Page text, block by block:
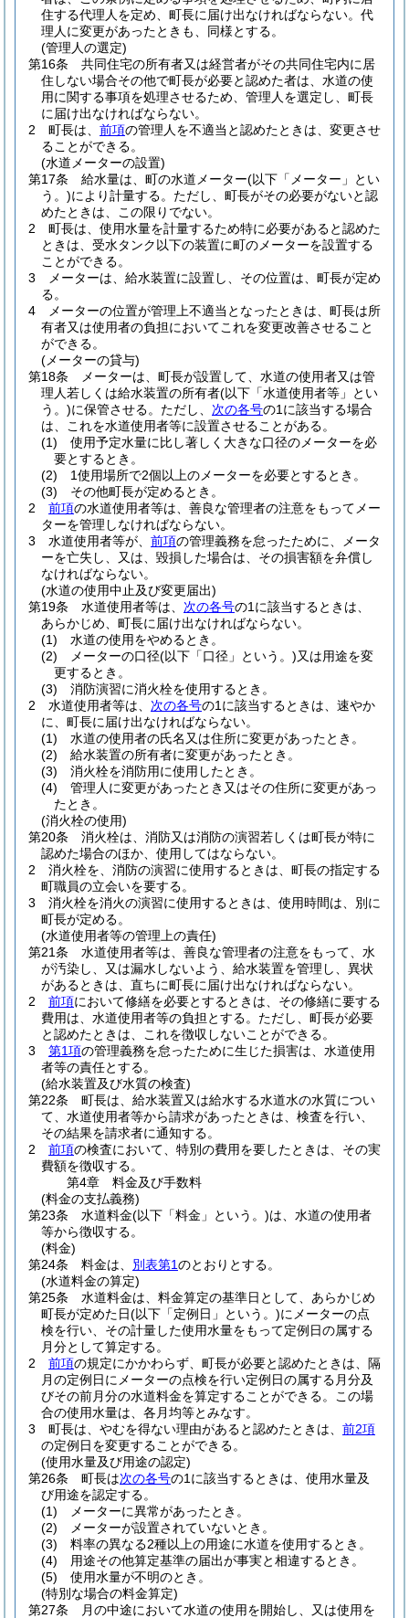
住する代理人を定め、町長に届け出なければならない。 代
理人に変更があったときも、同様とする。
(管理人の選定)
第16条
共同住宅の所有者又は経営者がその共同住宅内に居
住しない場合その他で町長が必要と認めた者は、水道の使
用に関する事項を処理させるため、管理人を選定し、町長
に届け出なければならない。
2
町長は、 前項の管理人を不適当と認めたときは、変更させ
ることができる。
(水道メーターの設置)
第17条
給水量は、町の水道メーター(以下「メーター」とい
う。)により計量する。 ただし、町長がその必要がないと認
めたときは、この限りでない。
2
町長は、使用水量を計量するため特に必要があると認めた
ときは、受水タンク以下の装置に町のメーターを設置する
ことができる。
3
メーターは、給水装置に設置し、その位置は、町長が定め
る。
4
メーターの位置が管理上不適当となったときは、町長は所
有者又は使用者の負担においてこれを変更改善させること
ができる。
(メーターの貸与)
第18条
メーターは、町長が設置して、水道の使用者又は管
理人若しくは給水装置の所有者(以下「水道使用者等」とい
う。)に保管させる。 ただし、 次の各号の1に該当する場合
は、これを水道使用者等に設置させることがある。
(1)
使用予定水量に比し著しく大きな口径のメーターを必
要とするとき。
(2)
1使用場所で2個以上のメーターを必要とするとき。
(3)
その他町長が定めるとき。
2
前項の水道使用者等は、善良な管理者の注意をもってメー
ターを管理しなければならない。
3
水道使用者等が、 前項の管理義務を怠ったために、メータ
ーを亡失し、又は、毀損した場合は、その損害額を弁償し
なければならない。
(水道の使用中止及び変更届出)
第19条
水道使用者等は、 次の各号の1に該当するときは、
あらかじめ、町長に届け出なければならない。
(1)
水道の使用をやめるとき。
(2)
メーターの口径(以下「口径」という。)又は用途を変
更するとき。
(3)
消防演習に消火栓を使用するとき。
2
水道使用者等は、 次の各号の1に該当するときは、速やか
に、町長に届け出なければならない。
(1)
水道の使用者の氏名又は住所に変更があったとき。
(2)
給水装置の所有者に変更があったとき。
(3)
消火栓を消防用に使用したとき。
(4)
管理人に変更があったとき又はその住所に変更があっ
たとき。
(消火栓の使用)
第20条
消火栓は、消防又は消防の演習若しくは町長が特に
認めた場合のほか、使用してはならない。
2
消火栓を、消防の演習に使用するときは、町長の指定する
町職員の立会いを要する。
3
消火栓を消火の演習に使用するときは、使用時間は、別に
町長が定める。
(水道使用者等の管理上の責任)
第21条
水道使用者等は、善良な管理者の注意をもって、水
が汚染し、又は漏水しないよう、給水装置を管理し、異状
があるときは、直ちに町長に届け出なければならない。
2
前項において修繕を必要とするときは、その修繕に要する
費用は、水道使用者等の負担とする。 ただし、町長が必要
と認めたときは、これを徴収しないことができる。
3
第1項の管理義務を怠ったために生じた損害は、水道使用
者等の責任とする。
(給水装置及び水質の検査)
第22条
町長は、給水装置又は給水する水道水の水質につい
て、水道使用者等から請求があったときは、検査を行い、
その結果を請求者に通知する。
2
前項の検査において、特別の費用を要したときは、その実
費額を徴収する。
第4章
料金及び手数料
(料金の支払義務)
第23条
水道料金(以下「料金」という。)は、水道の使用者
等から徴収する。
(料金)
第24条
料金は、 別表第1のとおりとする。
(水道料金の算定)
第25条
水道料金は、料金算定の基準日として、あらかじめ
町長が定めた日(以下「定例日」という。)にメーターの点
検を行い、その計量した使用水量をもって定例日の属する
月分として算定する。
2
前項の規定にかかわらず、町長が必要と認めたときは、隔
月の定例日にメーターの点検を行い定例日の属する月分及
びその前月分の水道料金を算定することができる。
この場
合の使用水量は、各月均等とみなす。
3
町長は、やむを得ない理由があると認めたときは、 前2項
の定例日を変更することができる。
(使用水量及び用途の認定)
第26条
町長は次の各号の1に該当するときは、使用水量及
び用途を認定する。
(1)
メーターに異常があったとき。
(2)
メーターが設置されていないとき。
(3)
料率の異なる2種以上の用途に水道を使用するとき。
(4)
用途その他算定基準の届出が事実と相違するとき。
(5)
使用水量が不明のとき。
(特別な場合の料金算定)
第27条
月の中途において水道の使用を開始し、又は使用を